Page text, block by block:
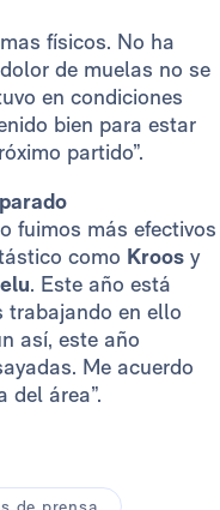
físicos. No ha
de muelas no se
en condiciones
bien para estar
partido”.
fuimos más efectivos
como Kroos y
. Este año está
trabajando en ello
así, este año
Me acuerdo
del área”.